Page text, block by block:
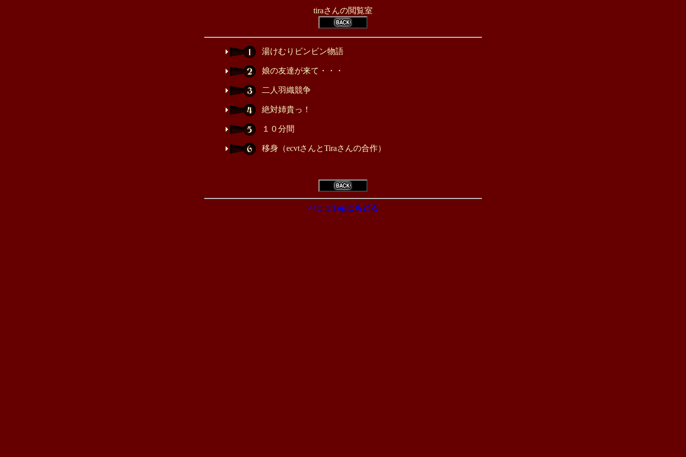
tiraさんの閲覧室
湯けむりビンビン物語
娘の友達が来て・・・
二人羽織競争
絶対姉貴っ！
１０分間
移身（ecvtさんとTiraさんの合作）
<<::::::Topにもどる